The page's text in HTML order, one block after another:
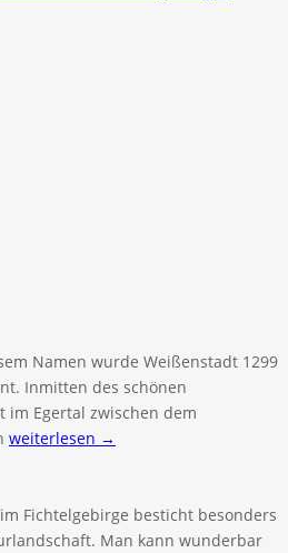
Namen wurde Weißenstadt 1299
Inmitten des schönen
im Egertal zwischen dem
weiterlesen →
Fichtelgebirge besticht besonders
Man kann wunderbar